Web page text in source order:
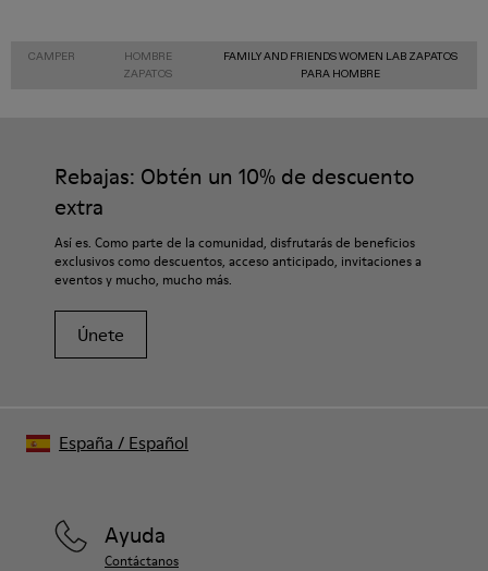
CAMPER
HOMBRE
ZAPATOS
FAMILY AND FRIENDS WOMEN LAB ZAPATOS
PARA HOMBRE
Rebajas: Obtén un 10% de descuento
extra
Así es. Como parte de la comunidad, disfrutarás de beneficios
exclusivos como descuentos, acceso anticipado, invitaciones a
eventos y mucho, mucho más.
Únete
Ayuda
Contáctanos
España / Español